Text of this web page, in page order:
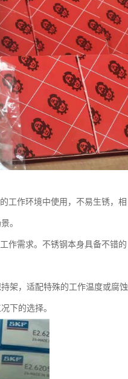
工作环境中使用，不易生锈，相
。
作需求。不锈钢本身具备不错的
架，适配特殊的工作温度或腐蚀
下的选择。